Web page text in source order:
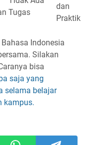
Tugas
dan
Praktik
Indonesia
Silakan
bisa
saja yang
selama belajar
kampus.